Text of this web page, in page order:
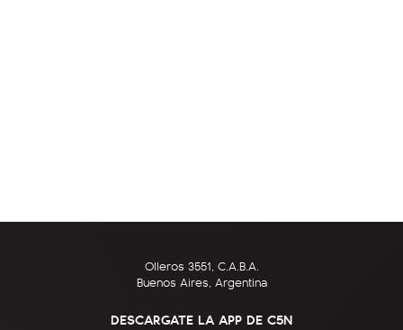
Olleros 3551, C.A.B.A.
Buenos Aires, Argentina
DESCARGATE LA APP DE C5N